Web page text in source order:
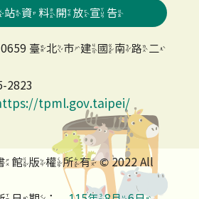
站資料開放宣告
臺北市建國南路二
tpml.gov.taipei/
版權所有 © 2022 All